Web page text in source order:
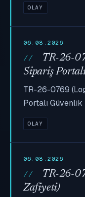
OLAY
06.08.2026
TR-26-
Sipariş
TR-26-0769
Portalı
OLAY
06.08.2026
TR-26-
Zafiyeti)